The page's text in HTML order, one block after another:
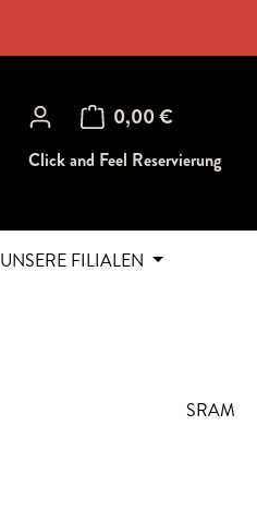
0,00 €
Warenkorb enthält 0
Click and Feel Reservierung
UNSERE FILIALEN
SRAM